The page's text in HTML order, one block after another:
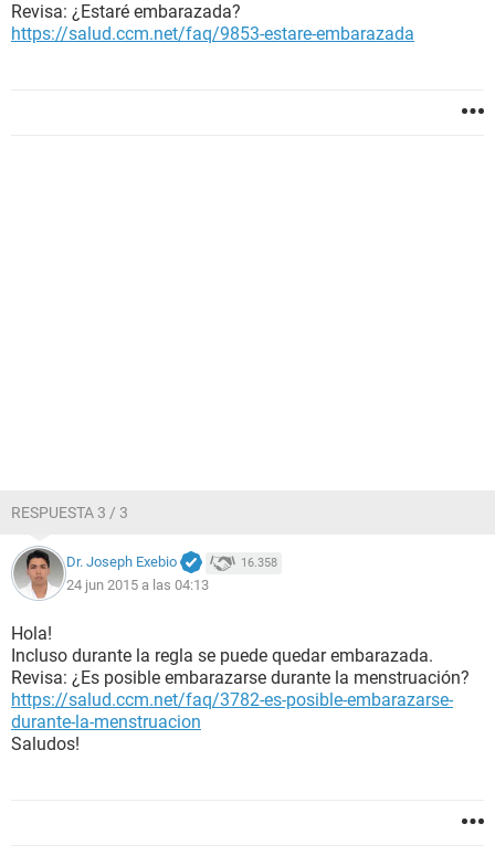
Revisa: ¿Estaré embarazada?
https://salud.ccm.net/faq/9853-estare-embarazada
RESPUESTA 3 / 3
Dr. Joseph Exebio 16.358
24 jun 2015 a las 04:13
Hola!
Incluso durante la regla se puede quedar embarazada.
Revisa: ¿Es posible embarazarse durante la menstruación?
https://salud.ccm.net/faq/3782-es-posible-embarazarse-
durante-la-menstruacion
Saludos!